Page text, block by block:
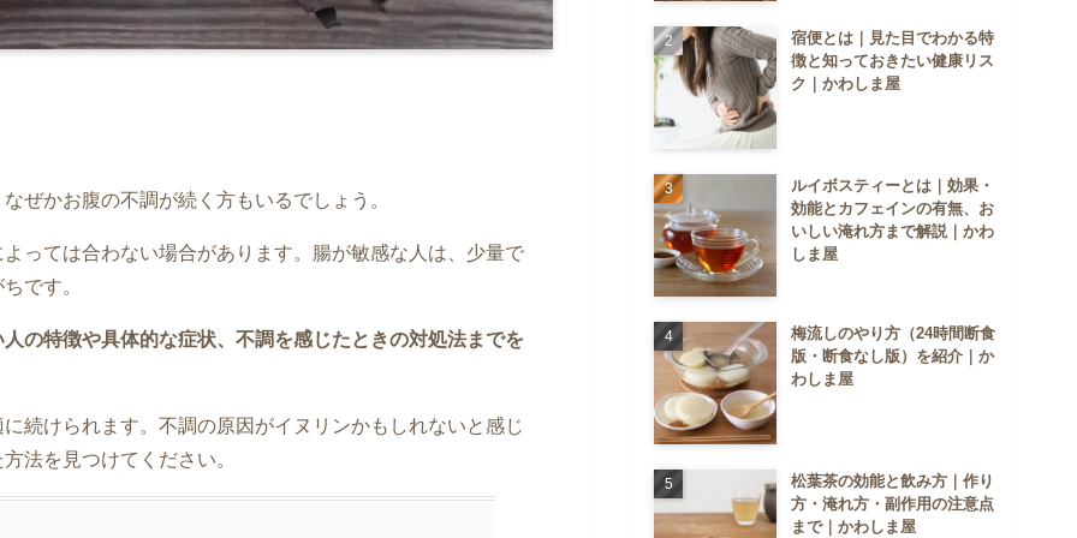
ぜかお腹の不調が続く方もいるでしょう。
っては合わない場合があります。腸が敏感な人は、少量で
です。
の特徴や具体的な症状、不調を感じたときの対処法までを
続けられます。不調の原因がイヌリンかもしれないと感じ
法を見つけてください。
宿便とは｜見た目でわかる特
徴と知っておきたい健康リス
ク｜かわしま屋
ルイボスティーとは｜効果・
効能とカフェインの有無、お
いしい淹れ方まで解説｜かわ
しま屋
梅流しのやり方（24時間断食
版・断食なし版）を紹介｜か
わしま屋
松葉茶の効能と飲み方｜作り
方・淹れ方・副作用の注意点
まで｜かわしま屋